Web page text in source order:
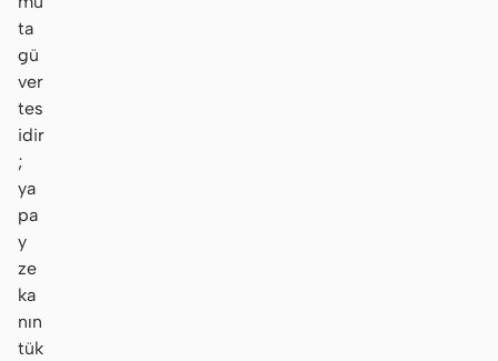
ta
gü
ver
tes
idir
;
ya
pa
y
ze
ka
nın
tük